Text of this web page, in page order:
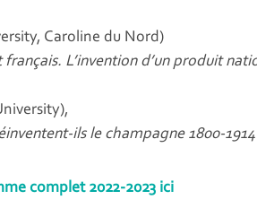
Caroline du Nord)
L’invention d’un produit
ils le champagne 1800-1914
complet 2022-2023 ici